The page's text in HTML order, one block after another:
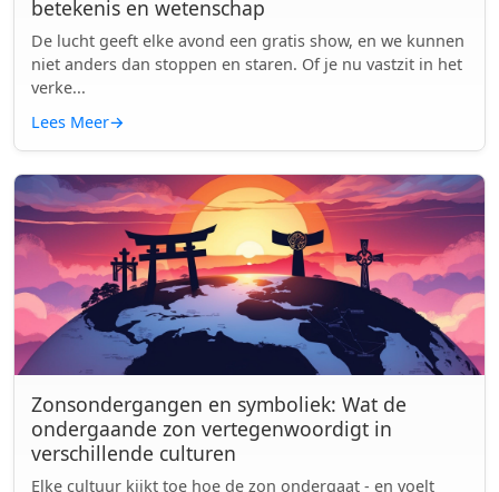
betekenis en wetenschap
De lucht geeft elke avond een gratis show, en we kunnen
niet anders dan stoppen en staren. Of je nu vastzit in het
verke...
Lees Meer→
Zonsondergangen en symboliek: Wat de
ondergaande zon vertegenwoordigt in
verschillende culturen
Elke cultuur kijkt toe hoe de zon ondergaat - en voelt